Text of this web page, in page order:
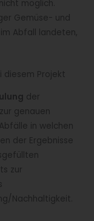
möglich.
Gemüse- und
im Abfall landeten,
diesem Projekt
der
genauen
in welchen
der Ergebnisse
zur
Nachhaltigkeit.